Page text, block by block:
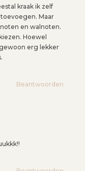
kraak ik zelf
Maar
en walnoten.
Hoewel
erg lekker
Beantwoorden